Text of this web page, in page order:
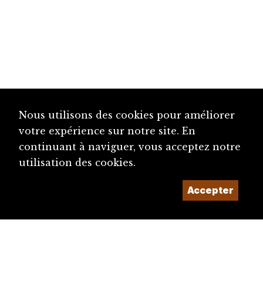
Nous utilisons des cookies pour améliorer
votre expérience sur notre site. En
continuant à naviguer, vous acceptez notre
utilisation des cookies.
Accepter